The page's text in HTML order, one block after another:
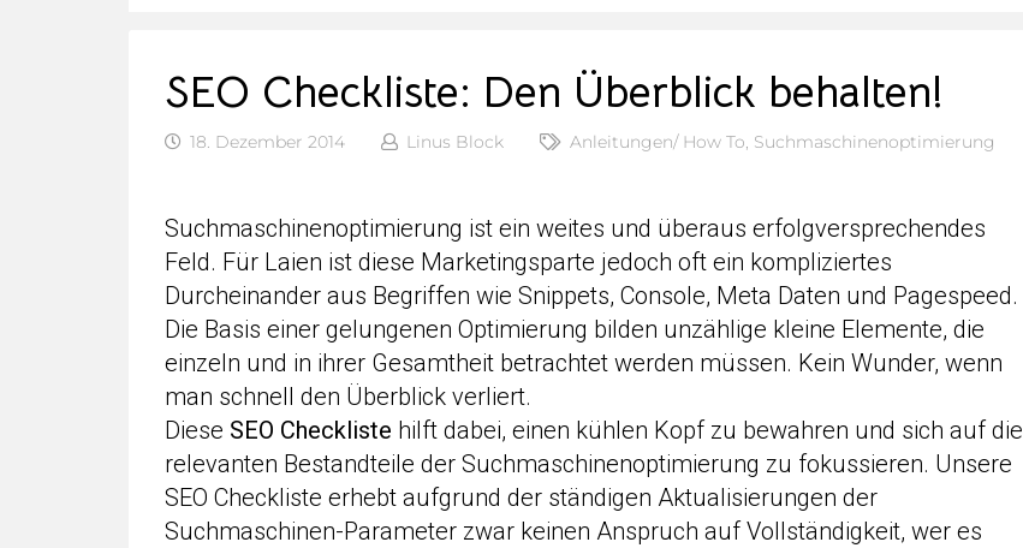
SEO Checkliste: Den Überblick behalten!
18. Dezember 2014 Linus Block Anleitungen/ How To, Suchmaschinenoptimierung
Suchmaschinenoptimierung ist ein weites und überaus erfolgversprechendes
Feld. Für Laien ist diese Marketingsparte jedoch oft ein kompliziertes
Durcheinander aus Begriffen wie Snippets, Console, Meta Daten und Pagespeed.
Die Basis einer gelungenen Optimierung bilden unzählige kleine Elemente, die
einzeln und in ihrer Gesamtheit betrachtet werden müssen. Kein Wunder, wenn
man schnell den Überblick verliert.
Diese SEO Checkliste hilft dabei, einen kühlen Kopf zu bewahren und sich auf die
relevanten Bestandteile der Suchmaschinenoptimierung zu fokussieren. Unsere
SEO Checkliste erhebt aufgrund der ständigen Aktualisierungen der
Suchmaschinen-Parameter zwar keinen Anspruch auf Vollständigkeit, wer es